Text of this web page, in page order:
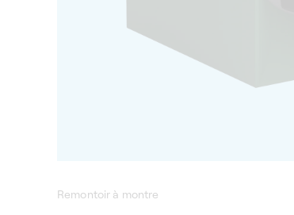
Remontoir à montre